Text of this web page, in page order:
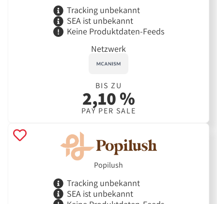
Tracking unbekannt
SEA ist unbekannt
Keine Produktdaten-Feeds
Netzwerk
BIS ZU
2,10 %
PAY PER SALE
Popilush
Tracking unbekannt
SEA ist unbekannt